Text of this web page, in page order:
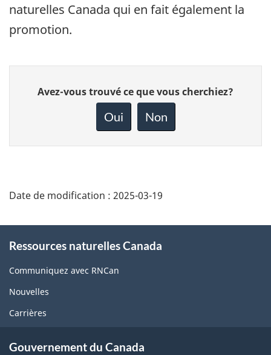
naturelles Canada qui en fait également la
promotion.
Donnez
votre
page
Avez-vous trouvé ce que vous cherchiez?
Oui Non
Date de modification : 2025-03-19
this
site
Ressources naturelles Canada
Communiquez avec RNCan
Nouvelles
Carrières
Gouvernement du Canada